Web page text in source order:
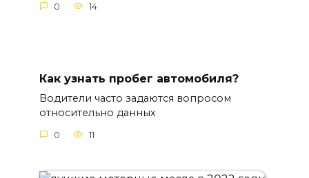
0 14
Как узнать пробег автомобиля?
Водители часто задаются вопросом
относительно данных
0 11